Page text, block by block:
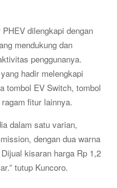
dilengkapi dengan
mendukung dan
penggunanya.
hadir melengkapi
tombol EV Switch, tombol
fitur lainnya.
dalam satu varian,
dengan dua warna
kisaran harga Rp 1,2
tutup Kuncoro.